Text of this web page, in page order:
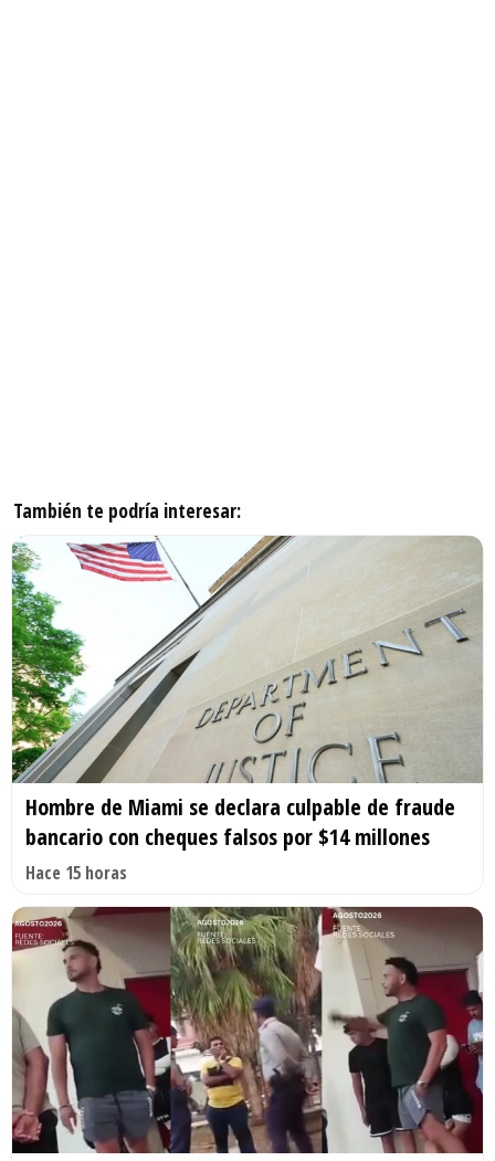
También te podría interesar:
Hombre de Miami se declara culpable de fraude
bancario con cheques falsos por $14 millones
Hace 15 horas